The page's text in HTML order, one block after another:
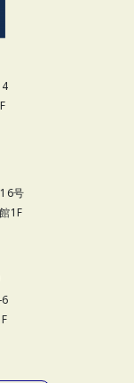
号
1F